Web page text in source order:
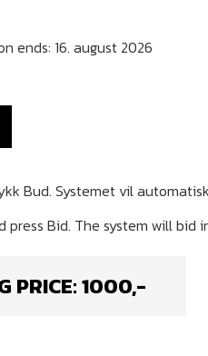
ends: 16. august 2026
PRICE:1000,-